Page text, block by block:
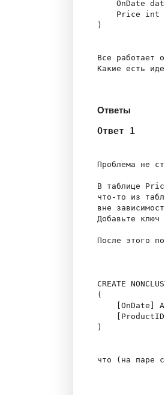
OnDate
Price int
)
Все работает
Какие есть
Ответы
Ответ 1
Проблема не
В таблице
что-то из
вне
Добавьте
После этого
CREATE
(
[OnDate]
)
что (на паре